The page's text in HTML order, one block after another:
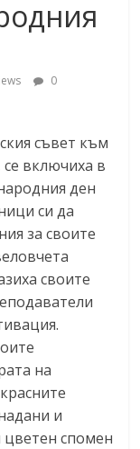
0
съвет към
включиха в
ден
си да
за своите
своите
на
и
цветен спомен